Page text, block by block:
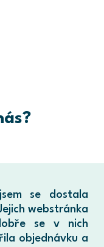
se dostala
webstránka
se v nich
objednávku a